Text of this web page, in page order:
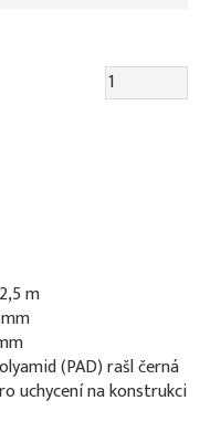
m
(PAD) rašl černá
uchycení na konstrukci